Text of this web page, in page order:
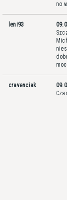
no
leni93
cravenciak